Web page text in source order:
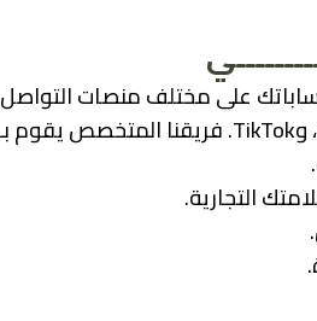
حساباتك على مختلف منصات التواصل
التجارية.